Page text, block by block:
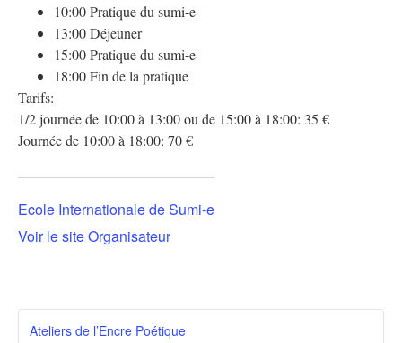
10:00 Pratique du sumi-e
13:00 Déjeuner
15:00 Pratique du sumi-e
18:00 Fin de la pratique
Tarifs:
1/2 journée de 10:00 à 13:00 ou de 15:00 à 18:00: 35 €
Journée de 10:00 à 18:00: 70 €
Ecole Internationale de Sumi-e
Voir le site Organisateur
Ateliers de l’Encre Poétique